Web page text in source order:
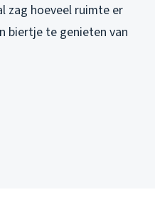
zag hoeveel ruimte er
biertje te genieten van